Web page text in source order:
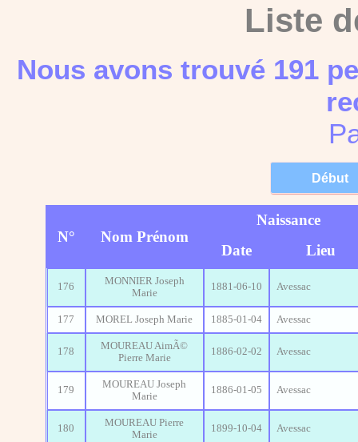
Liste
Nous avons trouvé 191
N° Nom Prénom
Naissance
Date
Lieu
176
MONNIER Joseph
Marie
1881-06-10 Avessac
177 MOREL Joseph Marie 1885-01-04 Avessac
178
MOUREAU AimÃ©
Pierre Marie
1886-02-02 Avessac
179
MOUREAU Joseph
Marie
1886-01-05 Avessac
180
MOUREAU Pierre
Marie
1899-10-04 Avessac